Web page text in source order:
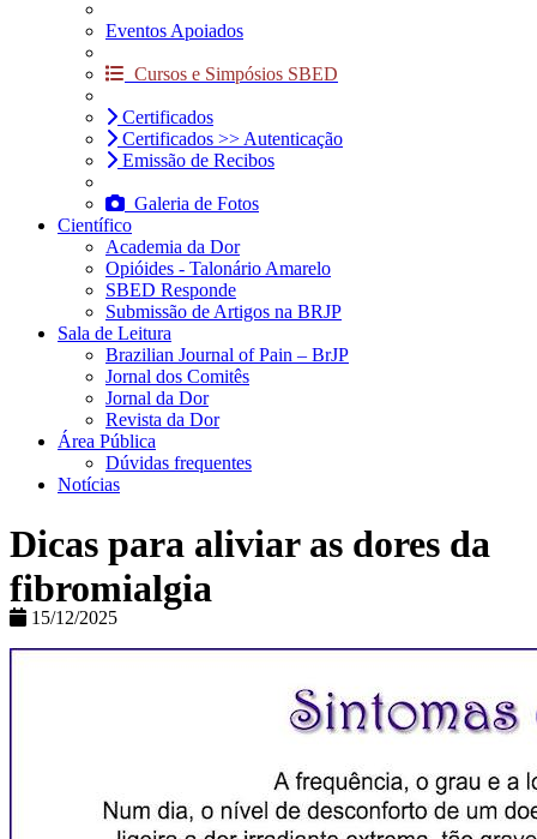
Eventos Apoiados
Cursos e Simpósios SBED
Certificados
Certificados >> Autenticação
Emissão de Recibos
Galeria de Fotos
Científico
Academia da Dor
Opióides - Talonário Amarelo
SBED Responde
Submissão de Artigos na BRJP
Sala de Leitura
Brazilian Journal of Pain – BrJP
Jornal dos Comitês
Jornal da Dor
Revista da Dor
Área Pública
Dúvidas frequentes
Notícias
Dicas para aliviar as dores da
fibromialgia
15/12/2025